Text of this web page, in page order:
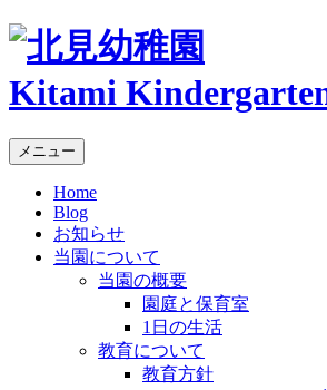
Kitami
メニュー
Home
Blog
お知らせ
当園について
当園の概要
園庭と保育室
1日の生活
教育について
教育方針